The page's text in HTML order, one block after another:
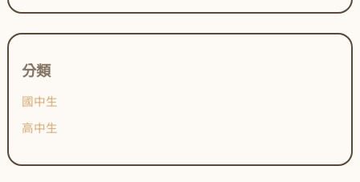
分類
國中生
高中生